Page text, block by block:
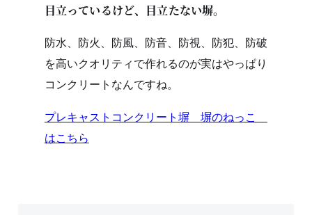
目立っているけど、目立たない塀。
防水、防火、防風、防音、防視、防犯、防破
を高いクオリティで作れるのが実はやっぱり
コンクリートなんですね。
プレキャストコンクリート塀 塀のねっこ
はこちら